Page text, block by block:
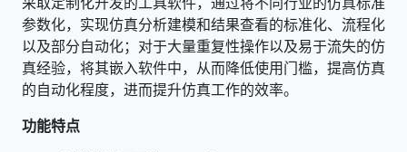
参数化，实现仿真分析建模和结果查看的标准化、流程化
以及部分自动化；对于大量重复性操作以及易于流失的仿
真经验，将其嵌入软件中，从而降低使用门槛，提高仿真
的自动化程度，进而提升仿真工作的效率。
功能特点